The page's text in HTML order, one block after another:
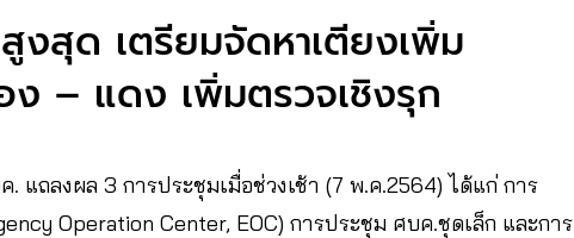
สุด เตรียมจัดหาเตียงเพิ่ม
– แดง เพิ่มตรวจเชิงรุก
. แถลงผล 3 การประชุมเมื่อช่วงเช้า (7 พ.ค.2564) ได้แก่ การ
Operation Center, EOC) การประชุม ศบค.ชุดเล็ก และการ